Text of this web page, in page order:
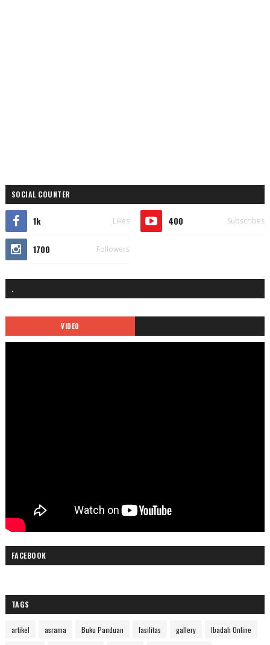
SOCIAL COUNTER
1k Likes 400 Subscribes
1700 Followers
.
VIDEO
FACEBOOK
TAGS
artikel asrama Buku Panduan fasilitas gallery Ibadah Online